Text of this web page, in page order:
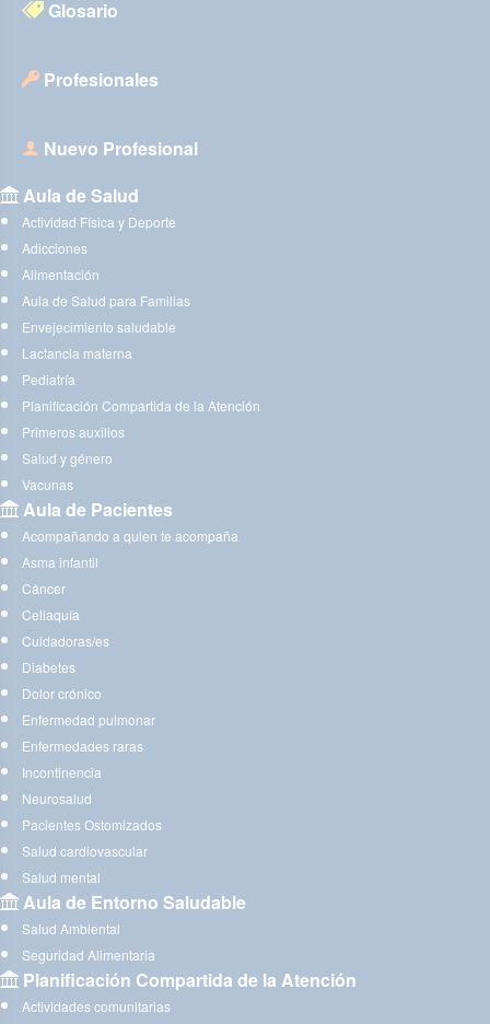
Glosario
Profesionales
Nuevo Profesional
Aula de Salud
Actividad Física y Deporte
Adicciones
Alimentación
Aula de Salud para Familias
Envejecimiento saludable
Lactancia materna
Pediatría
Planificación Compartida de la Atención
Primeros auxilios
Salud y género
Vacunas
Aula de Pacientes
Acompañando a quien te acompaña
Asma infantil
Cáncer
Celiaquía
Cuidadoras/es
Diabetes
Dolor crónico
Enfermedad pulmonar
Enfermedades raras
Incontinencia
Neurosalud
Pacientes Ostomizados
Salud cardiovascular
Salud mental
Aula de Entorno Saludable
Salud Ambiental
Seguridad Alimentaria
Planificación Compartida de la Atención
Actividades comunitarias